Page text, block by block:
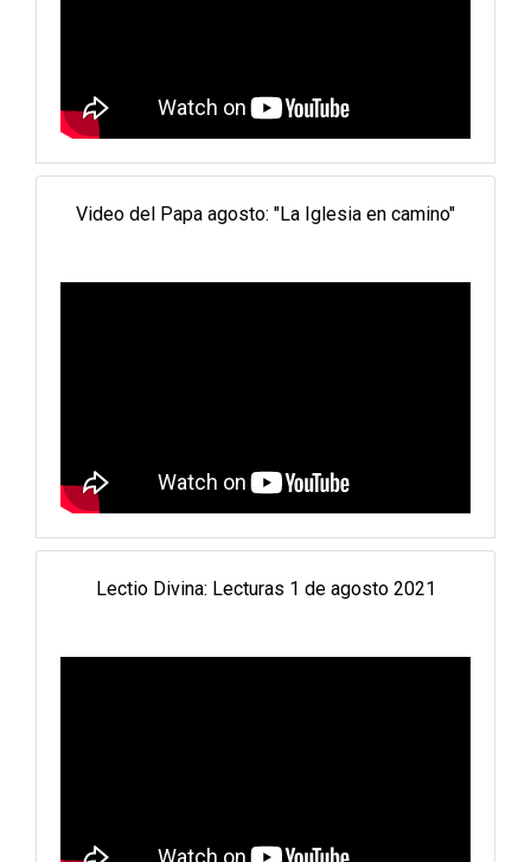
Video del Papa agosto: "La Iglesia en camino"
Lectio Divina: Lecturas 1 de agosto 2021